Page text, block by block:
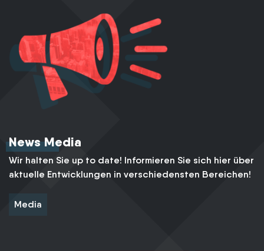
News Media
Wir halten Sie up to date! Informieren Sie sich hier über
aktuelle Entwicklungen in verschiedensten Bereichen!
Media